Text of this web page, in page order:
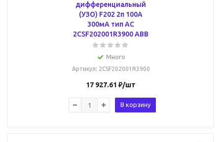
дифференциальный
(УЗО) F202 2п 100А
300мА тип AC
2CSF202001R3900 ABB
Много
Артикул: 2CSF202001R3900
17 927.61 ₽/шт
В корзину